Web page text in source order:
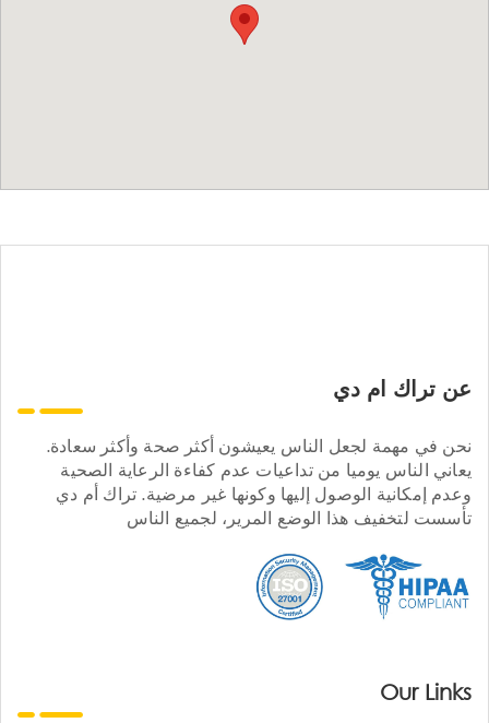
عن تراك ام دي
نحن في مهمة لجعل الناس يعيشون أكثر صحة وأكثر سعادة.
يعاني الناس يوميا من تداعيات عدم كفاءة الرعاية الصحية
وعدم إمكانية الوصول إليها وكونها غير مرضية. تراك أم دي
تأسست لتخفيف هذا الوضع المرير، لجميع الناس
Our Links